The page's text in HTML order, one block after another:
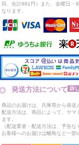
回、合計891円）また、金曜日
なります。
発送方法について
商品のお届けは、兵庫県から発送
配送方法は、商品によって、ヤマ
ます。
（配送業者・配送方法は、予告な
お客様へのお届けは離島など一部